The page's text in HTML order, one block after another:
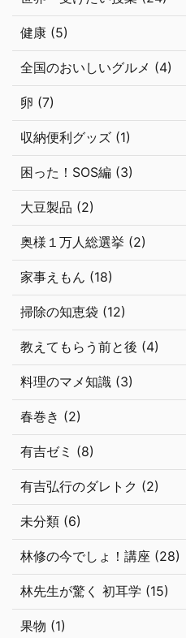
健康 (5)
全国のおいしいグルメ (4)
卵 (7)
収納便利グッズ (1)
困った！SOS編 (3)
大豆製品 (2)
奥様１万人総選挙 (2)
家事えもん (18)
掃除の知恵袋 (12)
教えてもらう前と後 (4)
料理のマメ知識 (3)
春巻き (2)
有吉ゼミ (8)
有吉弘行のダレトク (2)
未分類 (6)
林修の今でしょ！講座 (28)
林先生が驚く 初耳学 (15)
果物 (1)